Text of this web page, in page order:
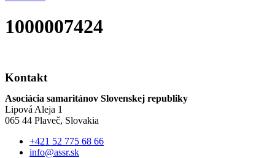
1000007424
Kontakt
Asociácia samaritánov Slovenskej republiky
Lipová Aleja 1
065 44 Plaveč, Slovakia
+421 52 775 68 66
info@assr.sk